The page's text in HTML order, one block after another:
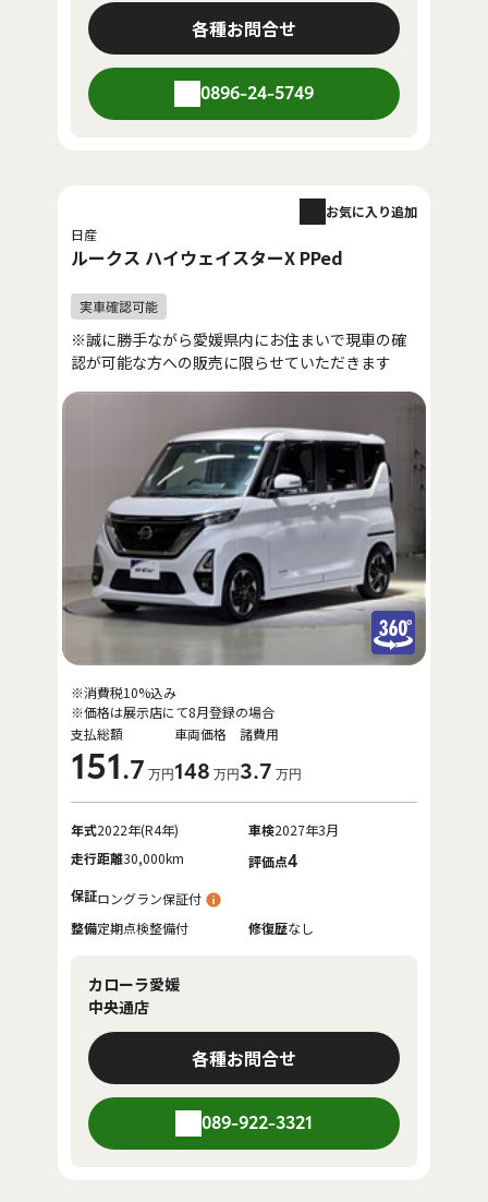
各種お問合せ
0896-24-5749
日産
ルークス ハイウェイスターX PPed
お気に入り追加
※誠に勝手ながら愛媛県内にお住まいで現車の確
認が可能な方への販売に限らせていただきます
支払総額
151.7 万円
車両価格
148 万円
諸費用
3.7 万円
※消費税10%込み
※価格は展示店にて8月登録の場合
年式2022年(R4年) 車検2027年3月
走行距離30,000km 評価点4
保証ロングラン保証付
整備定期点検整備付 修復歴なし
カローラ愛媛
中央通店
各種お問合せ
089-922-3321